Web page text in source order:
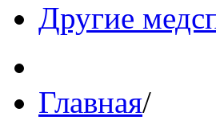
Другие
Главная/